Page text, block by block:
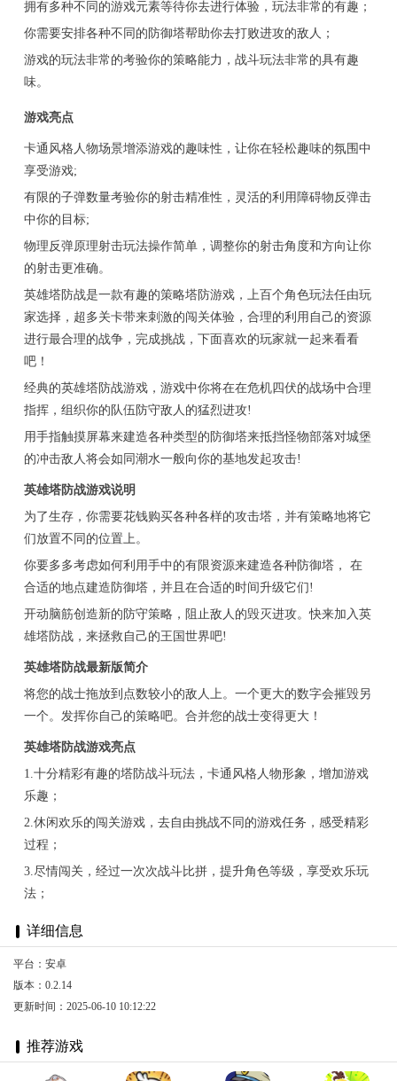
拥有多种不同的游戏元素等待你去进行体验，玩法非常的有趣；
你需要安排各种不同的防御塔帮助你去打败进攻的敌人；
游戏的玩法非常的考验你的策略能力，战斗玩法非常的具有趣
味。
游戏亮点
卡通风格人物场景增添游戏的趣味性，让你在轻松趣味的氛围中
享受游戏;
有限的子弹数量考验你的射击精准性，灵活的利用障碍物反弹击
中你的目标;
物理反弹原理射击玩法操作简单，调整你的射击角度和方向让你
的射击更准确。
英雄塔防战是一款有趣的策略塔防游戏，上百个角色玩法任由玩
家选择，超多关卡带来刺激的闯关体验，合理的利用自己的资源
进行最合理的战争，完成挑战，下面喜欢的玩家就一起来看看
吧！
经典的英雄塔防战游戏，游戏中你将在在危机四伏的战场中合理
指挥，组织你的队伍防守敌人的猛烈进攻!
用手指触摸屏幕来建造各种类型的防御塔来抵挡怪物部落对城堡
的冲击敌人将会如同潮水一般向你的基地发起攻击!
英雄塔防战游戏说明
为了生存，你需要花钱购买各种各样的攻击塔，并有策略地将它
们放置不同的位置上。
你要多多考虑如何利用手中的有限资源来建造各种防御塔， 在
合适的地点建造防御塔，并且在合适的时间升级它们!
开动脑筋创造新的防守策略，阻止敌人的毁灭进攻。快来加入英
雄塔防战，来拯救自己的王国世界吧!
英雄塔防战最新版简介
将您的战士拖放到点数较小的敌人上。一个更大的数字会摧毁另
一个。发挥你自己的策略吧。合并您的战士变得更大！
英雄塔防战游戏亮点
1.十分精彩有趣的塔防战斗玩法，卡通风格人物形象，增加游戏
乐趣；
2.休闲欢乐的闯关游戏，去自由挑战不同的游戏任务，感受精彩
过程；
3.尽情闯关，经过一次次战斗比拼，提升角色等级，享受欢乐玩
法；
详细信息
平台：安卓
版本：0.2.14
更新时间：2025-06-10 10:12:22
推荐游戏